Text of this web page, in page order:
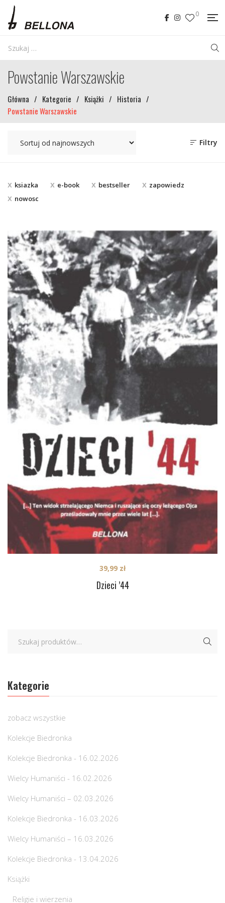
0
Powstanie Warszawskie
Główna / Kategorie / Książki / Historia /
Powstanie Warszawskie
Filtry
ksiazka e-book bestseller
zapowiedz
nowosc
Dzieci ’44
39,99 zł
Kategorie
zobacz wszystkie
Kolekcje Biedronka
Kolekcje Biedronka - 16.02.2026
Wielcy Humaniści - 16.02.2026
Wielcy Humaniści – 02.03.2026
Kolekcje Biedronka - 16.03.2026
Wielcy Humaniści – 16.03.2026
Kolekcje Biedronka - 13.04.2026
Książki
Religie i wierzenia